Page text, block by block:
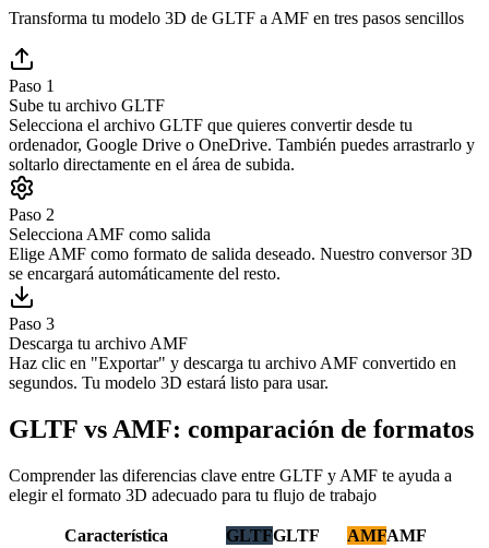
Transforma tu modelo 3D de GLTF a AMF en tres pasos sencillos
Paso 1
Sube tu archivo GLTF
Selecciona el archivo GLTF que quieres convertir desde tu
ordenador, Google Drive o OneDrive. También puedes arrastrarlo y
soltarlo directamente en el área de subida.
Paso 2
Selecciona AMF como salida
Elige AMF como formato de salida deseado. Nuestro conversor 3D
se encargará automáticamente del resto.
Paso 3
Descarga tu archivo AMF
Haz clic en "Exportar" y descarga tu archivo AMF convertido en
segundos. Tu modelo 3D estará listo para usar.
GLTF vs AMF: comparación de formatos
Comprender las diferencias clave entre GLTF y AMF te ayuda a
elegir el formato 3D adecuado para tu flujo de trabajo
Característica GLTFGLTF AMFAMF